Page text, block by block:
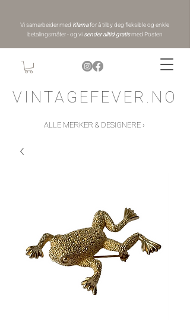
VINTAGEFEVER.NO
Vi samarbeider med Klarnafor å tilby deg fleksible og enkle
betalingsmåter - og vi sender alltid gratismed Posten
ALLE MERKER & DESIGNERE ›